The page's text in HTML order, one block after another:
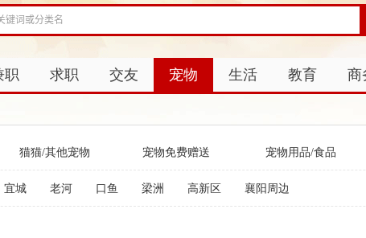
职 求职 交友 宠物 生活 教育 商
猫猫/其他宠物 宠物免费赠送 宠物用品/食品
宜城 老河 口鱼 梁洲 高新区 襄阳周边